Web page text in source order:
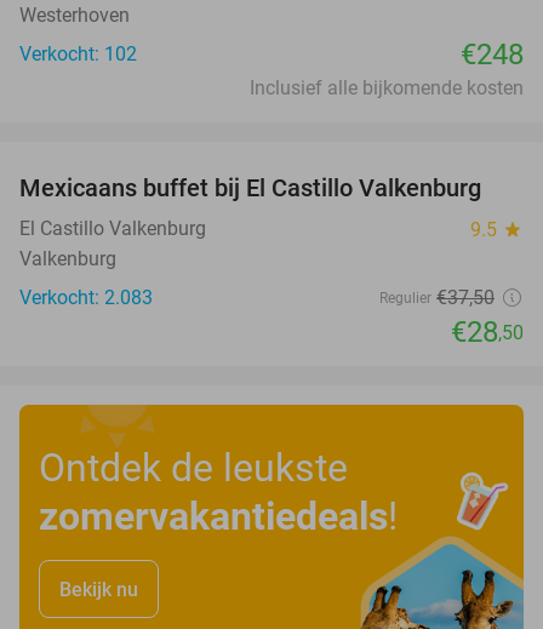
Westerhoven
Verkocht: 102
€248
Inclusief alle bijkomende kosten
24%
Mexicaans buffet bij El Castillo Valkenburg
El Castillo Valkenburg 9.5 star
Valkenburg
Verkocht: 2.083
Regulier €37,50
€28,50
Ontdek de leukste
zomervakantiedeals!
Bekijk nu